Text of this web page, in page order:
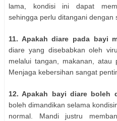
lama, kondisi ini dapat
sehingga perlu ditangani dengan
11. Apakah diare pada bayi
diare yang disebabkan oleh
melalui tangan, makanan, atau
Menjaga kebersihan sangat
12. Apakah bayi diare boleh
boleh dimandikan selama
normal. Mandi justru